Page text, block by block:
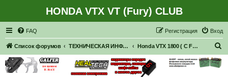
HONDA VTX VT (Fury) CLUB
FAQ Вход
Регистрация
Список форумов ТЕХНИЧЕСКАЯ ИНФОРМАЦИЯ ПО МОТОЦИКЛАМ HONDA серии VTX Honda VTX 1800 ( C F N R S T )